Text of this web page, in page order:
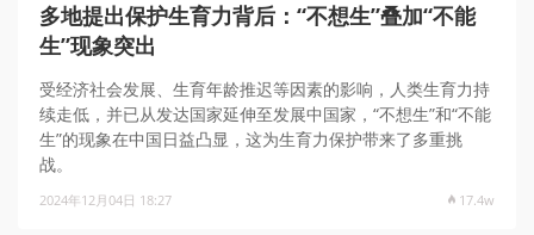
多地提出保护生育力背后：“不想生”叠加“不能
生”现象突出
受经济社会发展、生育年龄推迟等因素的影响，人类生育力持
续走低，并已从发达国家延伸至发展中国家，“不想生”和“不能
生”的现象在中国日益凸显，这为生育力保护带来了多重挑
战。
2024年12月04日 18:27 17.4w